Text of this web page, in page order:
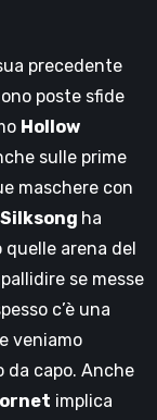
precedente
poste sfide
Hollow
sulle prime
maschere con
Silksong ha
arena del
se messe
c’è una
veniamo
capo. Anche
implica